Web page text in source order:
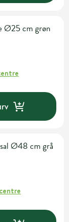
Ø25 cm grøn
Ø48 cm grå